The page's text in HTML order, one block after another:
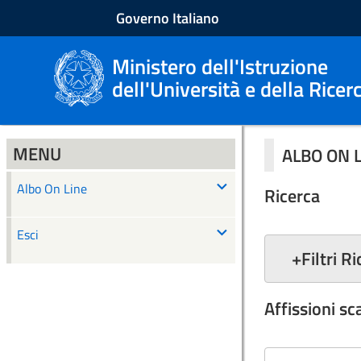
Governo Italiano
Ministero dell'Istruzione
dell'Università e della
MENU
Albo On Line
Esci
ALBO ON
Ricerca
+Filtri
Affissioni